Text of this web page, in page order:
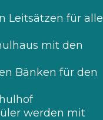
Leitsätzen für alle
mit den
Bänken für den
werden mit